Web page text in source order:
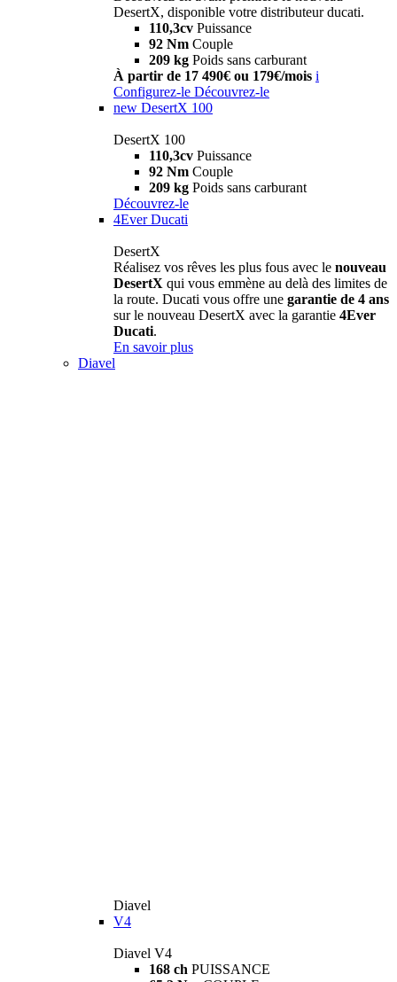
DesertX, disponible votre distributeur ducati.
110,3cv Puissance
92 Nm Couple
209 kg Poids sans carburant
À partir de 17 490€ ou 179€/mois i
Configurez-le Découvrez-le
new DesertX 100
DesertX 100
110,3cv Puissance
92 Nm Couple
209 kg Poids sans carburant
Découvrez-le
4Ever Ducati
DesertX
Réalisez vos rêves les plus fous avec le nouveau
DesertX qui vous emmène au delà des limites de
la route. Ducati vous offre une garantie de 4 ans
sur le nouveau DesertX avec la garantie 4Ever
Ducati.
En savoir plus
Diavel
Diavel
V4
Diavel V4
168 ch PUISSANCE